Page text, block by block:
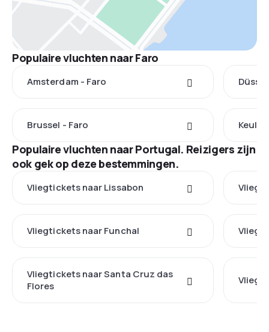
Populaire vluchten naar Faro
Amsterdam - Faro
Brussel - Faro
Populaire vluchten naar Portugal. Reizigers zijn
ook gek op deze bestemmingen.
Vliegtickets naar Lissabon
Vliegtickets naar Funchal
Vliegtickets naar Santa Cruz das
Flores